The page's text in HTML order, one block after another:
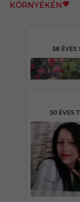
KÖRNYÉKÉN
58 ÉVES
50 ÉVES